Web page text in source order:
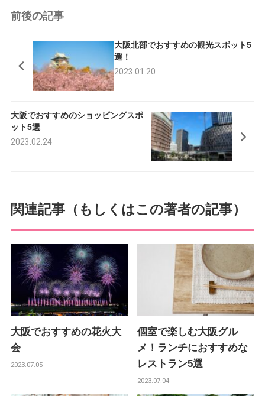
e
b
t
r
前後の記事
大阪北部でおすすめの観光スポット5
選！
2023.01.20
大阪でおすすめのショッピングスポ
ット5選
2023.02.24
関連記事（もしくはこの著者の記事）
大阪でおすすめの花火大
会
2023.07.05
個室で楽しむ大阪グル
メ！ランチにおすすめな
レストラン5選
2023.07.04